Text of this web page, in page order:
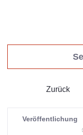
Zurück
Veröffentlichung